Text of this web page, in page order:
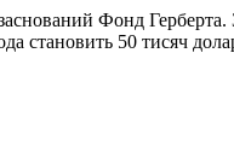
Фонд
становить 50 тисяч